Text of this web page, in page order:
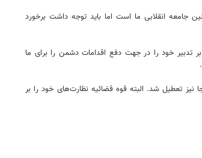
انقلابی ما است اما باید توجه داشت برخورد
تدبیر خود را در جهت دفع اقدامات دشمن را برای ما
تعطیل شد. البته قوه قضائیه نظارت‌های خود را بر